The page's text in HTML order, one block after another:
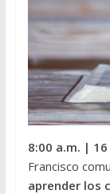
8:00 a.m. | 16
Francisco
aprender los